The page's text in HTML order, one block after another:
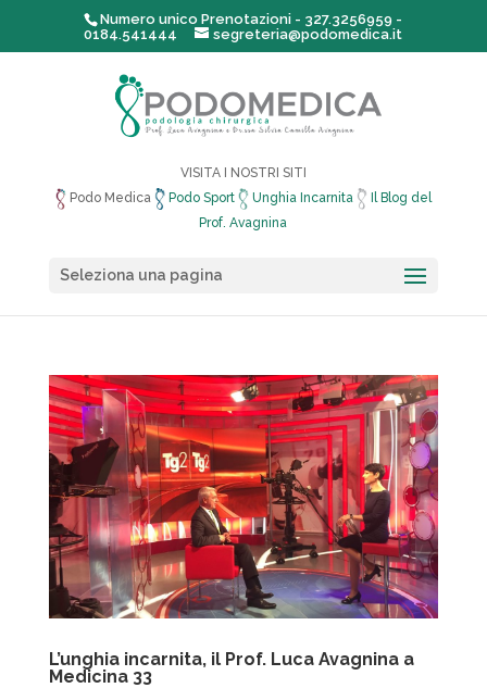
Numero unico Prenotazioni - 327.3256959 -
0184.541444
segreteria@podomedica.it
VISITA I NOSTRI SITI
Podo Medica
Podo Sport Unghia Incarnita
Il Blog del
Prof. Avagnina
Seleziona una pagina
L’unghia incarnita, il Prof. Luca Avagnina a
Medicina 33